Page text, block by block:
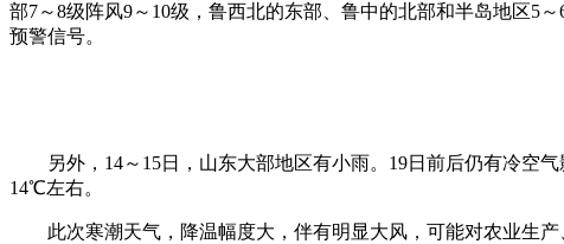
部7～8级阵风9～10级，鲁西北的东部、鲁中的北部和半岛地区5
预警信号。
另外，14～15日，山东大部地区有小雨。19日前后仍有冷空气
14℃左右。
此次寒潮天气，降温幅度大，伴有明显大风，可能对农业生产